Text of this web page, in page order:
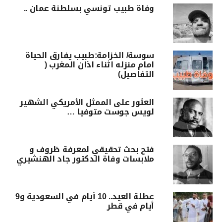
وفاة طبيب تونسي بسلطنة عمان ..
سوسة/ الخزامة:طبيب يفارق الحياة
امام منزله اثناء اذان المغرب (
التفاصيل)
العثور على الممثل الأمريكي الشهير
لويس جوست متوفيا …
فتح بحث تحقيقي لمعرفة ظروف و
ملابسات وفاة الدكتور جاد الهنشيري
عطلة العيد.. 10 أيام في السعودية و9
أيام في قطر